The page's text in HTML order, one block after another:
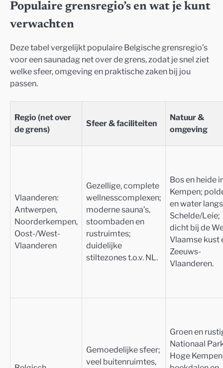
Populaire grensregio’s en wat je kunt
verwachten
Deze tabel vergelijkt populaire Belgische grensregio’s
voor een saunadag net over de grens, zodat je snel ziet
welke sfeer, omgeving en praktische zaken bij jou
passen.
Regio (net over
de grens)
Sfeer & faciliteiten
Natuur &
omgeving
Vlaanderen:
Antwerpen,
Noorderkempen,
Oost-/West-
Vlaanderen
Gezellige, complete
wellnesscomplexen;
moderne sauna’s,
stoombaden en
rustruimtes;
duidelijke
stiltezones t.o.v. NL.
Bos en heide
Kempen;
en water langs
Schelde/Leie;
dicht bij de
Vlaamse kust
Zeeuws-
Vlaanderen.
Gemoedelijke sfeer;
veel buitenruimtes,
Groen en
Nationaal
Hoge